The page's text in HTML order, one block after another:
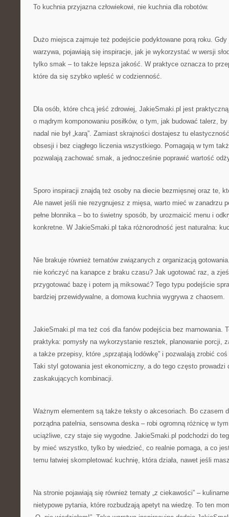
To kuchnia przyjazna człowiekowi, nie kuchnia dla robotów.
Dużo miejsca zajmuje też podejście podyktowane porą roku.
warzywa, pojawiają się inspiracje, jak je wykorzystać w wersji
tylko smak – to także lepsza jakość. W praktyce oznacza to
które da się szybko wpleść w codzienność.
Dla osób, które chcą jeść zdrowiej, JakieSmaki.pl jest
o mądrym komponowaniu posiłków, o tym, jak budować talerz,
nadal nie był „karą”. Zamiast skrajności dostajesz tu
obsesji i bez ciągłego liczenia wszystkiego. Pomagają w tym
pozwalają zachować smak, a jednocześnie poprawić wartość
Sporo inspiracji znajdą też osoby na diecie bezmięsnej oraz te,
Ale nawet jeśli nie rezygnujesz z mięsa, warto mieć w zanadrzu
pełne błonnika – bo to świetny sposób, by urozmaicić menu i
konkretne. W JakieSmaki.pl taka różnorodność jest naturalna:
Nie brakuje również tematów związanych z organizacją
nie kończyć na kanapce z braku czasu? Jak ugotować raz, a
przygotować bazę i potem ją miksować? Tego typu podejście
bardziej przewidywalne, a domowa kuchnia wygrywa z chaosem.
JakieSmaki.pl ma też coś dla fanów podejścia bez marnowania.
praktyka: pomysły na wykorzystanie resztek, planowanie porcji,
a także przepisy, które „sprzątają lodówkę” i pozwalają zrobić
Taki styl gotowania jest ekonomiczny, a do tego często prowadzi
zaskakujących kombinacji.
Ważnym elementem są także teksty o akcesoriach. Bo czasem
porządna patelnia, sensowna deska – robi ogromną różnicę w
uciążliwe, czy staje się wygodne. JakieSmaki.pl podchodzi do
by mieć wszystko, tylko by wiedzieć, co realnie pomaga, a co
temu łatwiej skompletować kuchnię, która działa, nawet jeśli
Na stronie pojawiają się również tematy „z ciekawości” –
nietypowe pytania, które rozbudzają apetyt na wiedzę. To ten